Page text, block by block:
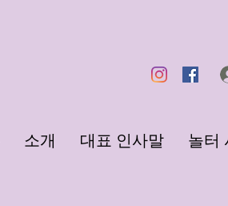
소개 대표 인사말 놀터